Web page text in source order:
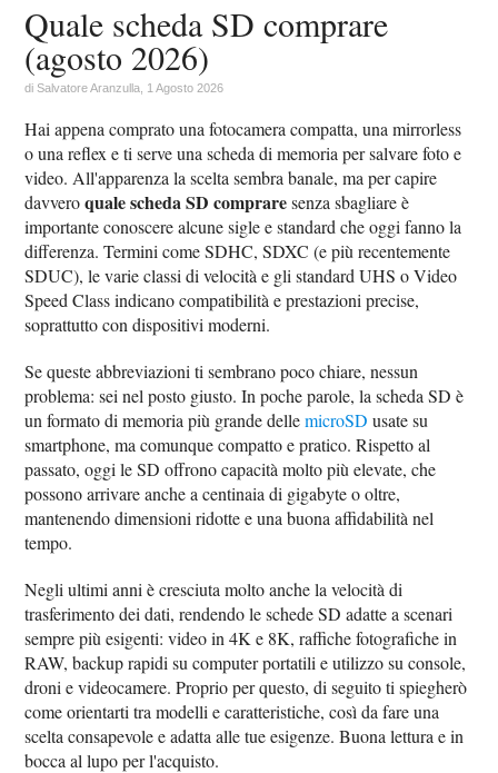
Quale scheda SD comprare
(agosto 2026)
diSalvatore Aranzulla , 1 Agosto 2026
Hai appena comprato una fotocamera compatta, una mirrorless
o una reflex e ti serve una scheda di memoria per salvare foto e
video. All'apparenza la scelta sembra banale, ma per capire
davveroquale scheda SD compraresenza sbagliare è
importante conoscere alcune sigle e standard che oggi fanno la
differenza. Termini come SDHC, SDXC (e più recentemente
SDUC), le varie classi di velocità e gli standard UHS o Video
Speed Class indicano compatibilità e prestazioni precise,
soprattutto con dispositivi moderni.
Se queste abbreviazioni ti sembrano poco chiare, nessun
problema: sei nel posto giusto. In poche parole, la scheda SD è
un formato di memoria più grande dellemicroSD usate su
smartphone, ma comunque compatto e pratico. Rispetto al
passato, oggi le SD offrono capacità molto più elevate, che
possono arrivare anche a centinaia di gigabyte o oltre,
mantenendo dimensioni ridotte e una buona affidabilità nel
tempo.
Negli ultimi anni è cresciuta molto anche la velocità di
trasferimento dei dati, rendendo le schede SD adatte a scenari
sempre più esigenti: video in 4K e 8K, raffiche fotografiche in
RAW, backup rapidi su computer portatili e utilizzo su console,
droni e videocamere. Proprio per questo, di seguito ti spiegherò
come orientarti tra modelli e caratteristiche, così da fare una
scelta consapevole e adatta alle tue esigenze. Buona lettura e in
bocca al lupo per l'acquisto.